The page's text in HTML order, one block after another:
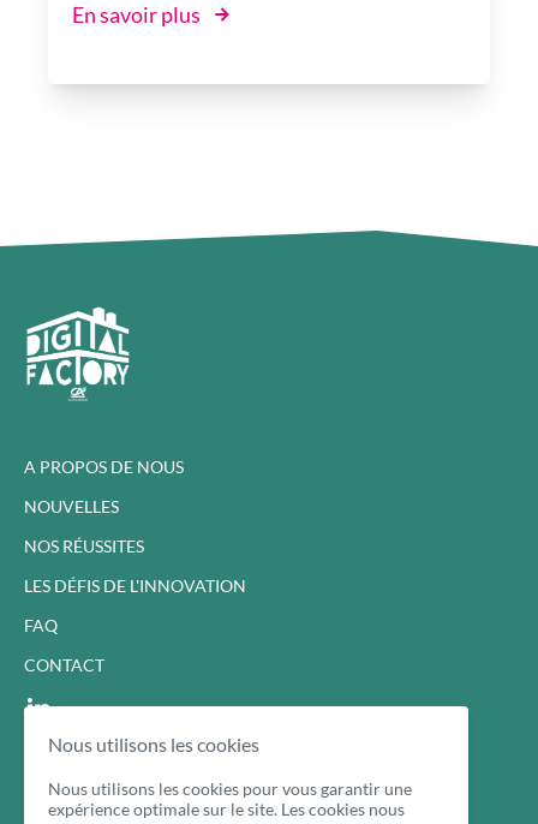
En savoir plus
A PROPOS DE NOUS
NOUVELLES
NOS RÉUSSITES
LES DÉFIS DE L'INNOVATION
FAQ
CONTACT
Nous utilisons les cookies
Nous utilisons les cookies pour vous garantir une
expérience optimale sur le site. Les cookies nous